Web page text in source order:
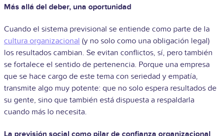
Más allá del deber, una oportunidad
Cuando el sistema previsional se entiende como parte de la
cultura organizacional (y no solo como una obligación legal)
los resultados cambian. Se evitan conflictos, sí, pero también
se fortalece el sentido de pertenencia. Porque una empresa
que se hace cargo de este tema con seriedad y empatía,
transmite algo muy potente: que no solo espera resultados de
su gente, sino que también está dispuesta a respaldarla
cuando más lo necesita.